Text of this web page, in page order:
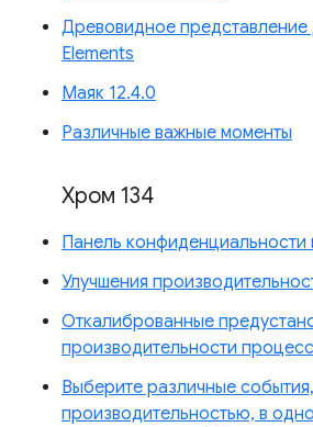
Древовидное представление
Elements
Маяк 12.4.0
Различные важные моменты
Хром 134
Панель конфиденциальности
Улучшения
Откалиброванные
производительности
Выберите различные
производительностью, в